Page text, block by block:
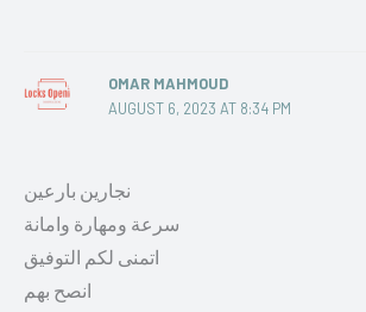
OMAR MAHMOUD
AUGUST 6, 2023 AT 8:34 PM
نجارين بارعين
سرعة ومهارة وامانة
اتمنى لكم التوفيق
انصح بهم